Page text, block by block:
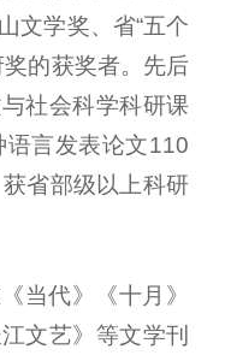
文学奖、省“五个
的获奖者。先后
社会科学科研课
言发表论文110
省部级以上科研
当代》《十月》
文艺》等文学刊